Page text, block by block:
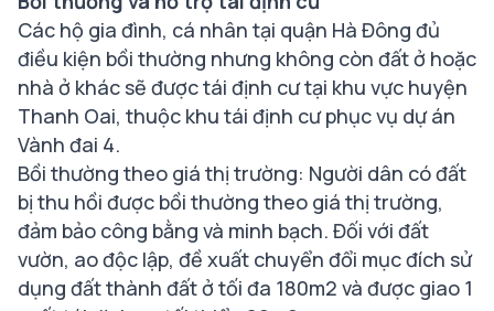
Các hộ gia đình, cá nhân tại quận Hà Đông đủ
điều kiện bồi thường nhưng không còn đất ở hoặc
nhà ở khác sẽ được tái định cư tại khu vực huyện
Thanh Oai, thuộc khu tái định cư phục vụ dự án
Vành đai 4.
Bồi thường theo giá thị trường: Người dân có đất
bị thu hồi được bồi thường theo giá thị trường,
đảm bảo công bằng và minh bạch. Đối với đất
vườn, ao độc lập, đề xuất chuyển đổi mục đích sử
dụng đất thành đất ở tối đa 180m2 và được giao 1